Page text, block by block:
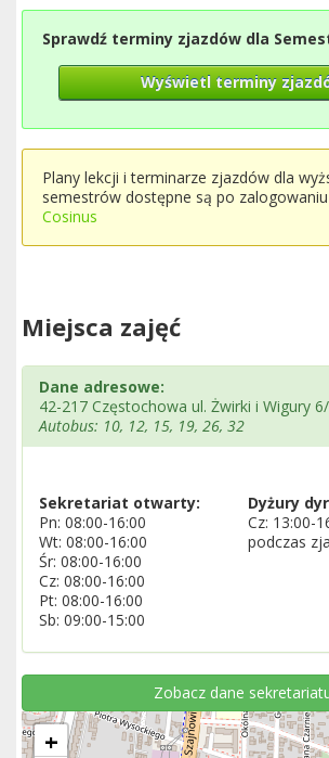
Sprawdź terminy zjazdów dla
Wyświetl terminy
Plany lekcji i terminarze zjazdów dla
semestrów dostępne są po
Cosinus
Miejsca zajęć
Dane adresowe:
42-217 Częstochowa ul. Żwirki i Wigury
Autobus: 10, 12, 15, 19, 26, 32
Sekretariat otwarty:
Pn: 08:00-16:00
Wt: 08:00-16:00
Śr: 08:00-16:00
Cz: 08:00-16:00
Pt: 08:00-16:00
Sb: 09:00-15:00
Dyżury
Cz: 13:00-
podczas
Zobacz dane
+